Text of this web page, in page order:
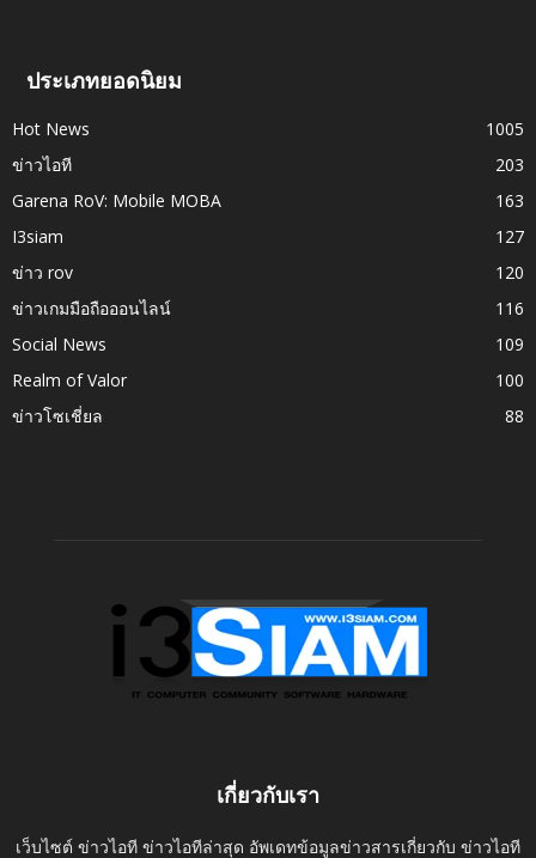
ประเภทยอดนิยม
Hot News
1005
ข่าวไอที
203
Garena RoV: Mobile MOBA
163
I3siam
127
ข่าว rov
120
ข่าวเกมมือถือออนไลน์
116
Social News
109
Realm of Valor
100
ข่าวโซเชี่ยล
88
เกี่ยวกับเรา
เว็บไซต์ ข่าวไอที ข่าวไอทีล่าสุด อัพเดทข้อมูลข่าวสารเกี่ยวกับ ข่าวไอที